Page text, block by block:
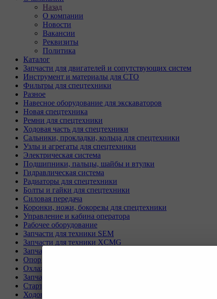
Назад
О компании
Новости
Вакансии
Реквизиты
Политика
Каталог
Запчасти для двигателей и сопутствующих систем
Инструмент и материалы для СТО
Фильтры для спецтехники
Разное
Навесное оборудование для экскаваторов
Новая спецтехника
Ремни для спецтехники
Ходовая часть для спецтехники
Сальники, прокладки, кольца для спецтехники
Узлы и агрегаты для спецтехники
Электрическая система
Подшипники, пальцы, шайбы и втулки
Гидравлическая система
Радиаторы для спецтехники
Болты и гайки для спецтехники
Силовая передача
Коронки, ножи, бокорезы для спецтехники
Управление и кабина оператора
Рабочее оборудование
Запчасти для техники SEM
Запчасти для техники XCMG
Запчасти для техники SANY
Опорно-поворотные круги
Охлаждающая система
Запчасти для буровых станков KAISHAN
Стартеры и генераторы разное
Ходовая часть для Liebherr